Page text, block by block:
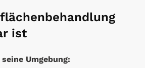
ist
Umgebung: